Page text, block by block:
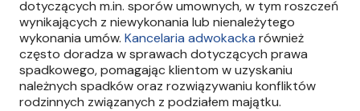
dotyczących m.in. sporów umownych, w tym roszczeń
wynikających z niewykonania lub nienależytego
wykonania umów. Kancelaria adwokacka również
często doradza w sprawach dotyczących prawa
spadkowego, pomagając klientom w uzyskaniu
należnych spadków oraz rozwiązywaniu konfliktów
rodzinnych związanych z podziałem majątku.